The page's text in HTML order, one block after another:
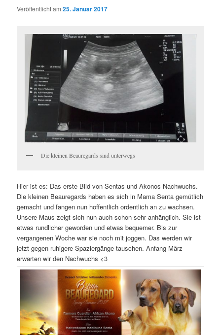
Veröffentlicht am25. Januar 2017
Die kleinen Beauregards sind unterwegs
Hier ist es: Das erste Bild von Sentas und Akonos Nachwuchs.
Die kleinen Beauregards haben es sich in Mama Senta gemütlich
gemacht und fangen nun hoffentlich ordentlich an zu wachsen.
Unsere Maus zeigt sich nun auch schon sehr anhänglich. Sie ist
etwas rundlicher geworden und etwas bequemer. Bis zur
vergangenen Woche war sie noch mit joggen. Das werden wir
jetzt gegen ruhigere Spaziergänge tauschen. Anfang März
erwarten wir den Nachwuchs <3